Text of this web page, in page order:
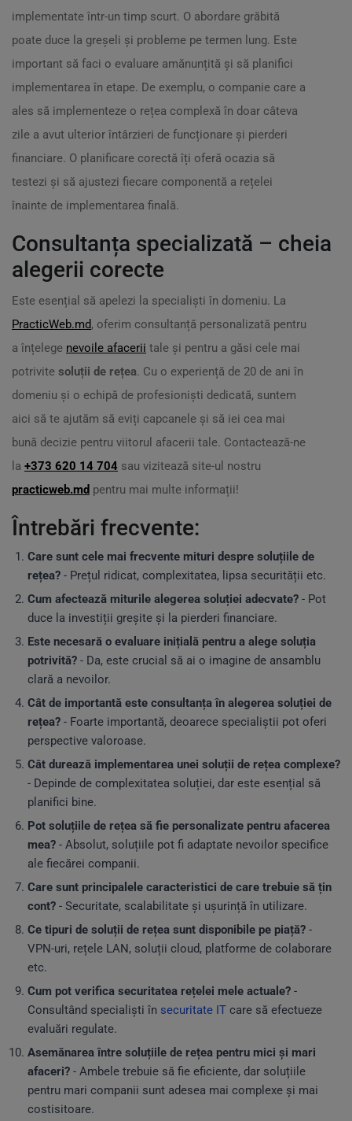
implementate într-un timp scurt. O abordare grăbită
poate duce la greșeli și probleme pe termen lung. Este
important să faci o evaluare amănunțită și să planifici
implementarea în etape. De exemplu, o companie care a
ales să implementeze o rețea complexă în doar câteva
zile a avut ulterior întârzieri de funcționare și pierderi
financiare. O planificare corectă îți oferă ocazia să
testezi și să ajustezi fiecare componentă a rețelei
înainte de implementarea finală.
Consultanța specializată – cheia
alegerii corecte
Este esențial să apelezi la specialiști în domeniu. La
PracticWeb.md, oferim consultanță personalizată pentru
a înțelege nevoile afacerii tale și pentru a găsi cele mai
potrivite soluții de rețea. Cu o experiență de 20 de ani în
domeniu și o echipă de profesioniști dedicată, suntem
aici să te ajutăm să eviți capcanele și să iei cea mai
bună decizie pentru viitorul afacerii tale. Contactează-ne
la +373 620 14 704 sau vizitează site-ul nostru
practicweb.md pentru mai multe informații!
Întrebări frecvente:
Care sunt cele mai frecvente mituri despre soluțiile de
rețea? - Prețul ridicat, complexitatea, lipsa securității etc.
Cum afectează miturile alegerea soluției adecvate? - Pot
duce la investiții greșite și la pierderi financiare.
Este necesară o evaluare inițială pentru a alege soluția
potrivită? - Da, este crucial să ai o imagine de ansamblu
clară a nevoilor.
Cât de importantă este consultanța în alegerea soluției de
rețea? - Foarte importantă, deoarece specialiștii pot oferi
perspective valoroase.
Cât durează implementarea unei soluții de rețea complexe?
- Depinde de complexitatea soluției, dar este esențial să
planifici bine.
Pot soluțiile de rețea să fie personalizate pentru afacerea
mea? - Absolut, soluțiile pot fi adaptate nevoilor specifice
ale fiecărei companii.
Care sunt principalele caracteristici de care trebuie să țin
cont? - Securitate, scalabilitate și ușurință în utilizare.
Ce tipuri de soluții de rețea sunt disponibile pe piață? -
VPN-uri, rețele LAN, soluții cloud, platforme de colaborare
etc.
Cum pot verifica securitatea rețelei mele actuale? -
Consultând specialiști în securitate IT care să efectueze
evaluări regulate.
Asemănarea între soluțiile de rețea pentru mici și mari
afaceri? - Ambele trebuie să fie eficiente, dar soluțiile
pentru mari companii sunt adesea mai complexe și mai
costisitoare.